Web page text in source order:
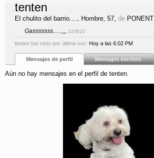
tenten
El chulito del barrio...., Hombre, 57, de PONENT
Gasssssss…..,,, 22/8/22
tenten fue visto por última vez: Hoy a las 6:02 PM
Mensajes de perfil Mensajes escritos
Aún no hay mensajes en el perfil de tenten.